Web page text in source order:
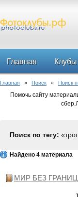
Главная Клубы
Форум
Главная » Поиск » Поиск
Помочь сайту
Поиск по тегу:
Найдено 4 материала
МИР БЕЗ ГРАНИЦ